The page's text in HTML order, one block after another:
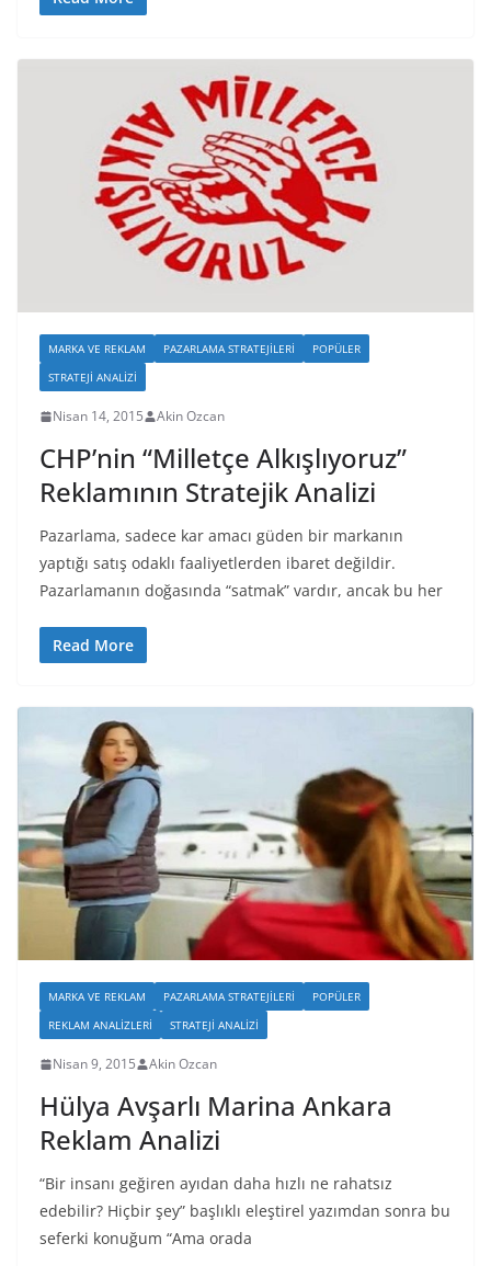
MARKA VE REKLAM PAZARLAMA STRATEJILERI
POPÜLER
STRATEJI ANALIZI
Nisan 14, 2015 Akin Ozcan
CHP’nin “Milletçe Alkışlıyoruz”
Reklamının Stratejik Analizi
Pazarlama, sadece kar amacı güden bir markanın
yaptığı satış odaklı faaliyetlerden ibaret değildir.
Pazarlamanın doğasında “satmak” vardır, ancak bu her
Read More
MARKA VE REKLAM PAZARLAMA STRATEJILERI
POPÜLER
REKLAM ANALIZLERI
STRATEJI ANALIZI
Nisan 9, 2015 Akin Ozcan
Hülya Avşarlı Marina Ankara
Reklam Analizi
“Bir insanı geğiren ayıdan daha hızlı ne rahatsız
edebilir? Hiçbir şey” başlıklı eleştirel yazımdan sonra bu
seferki konuğum “Ama orada